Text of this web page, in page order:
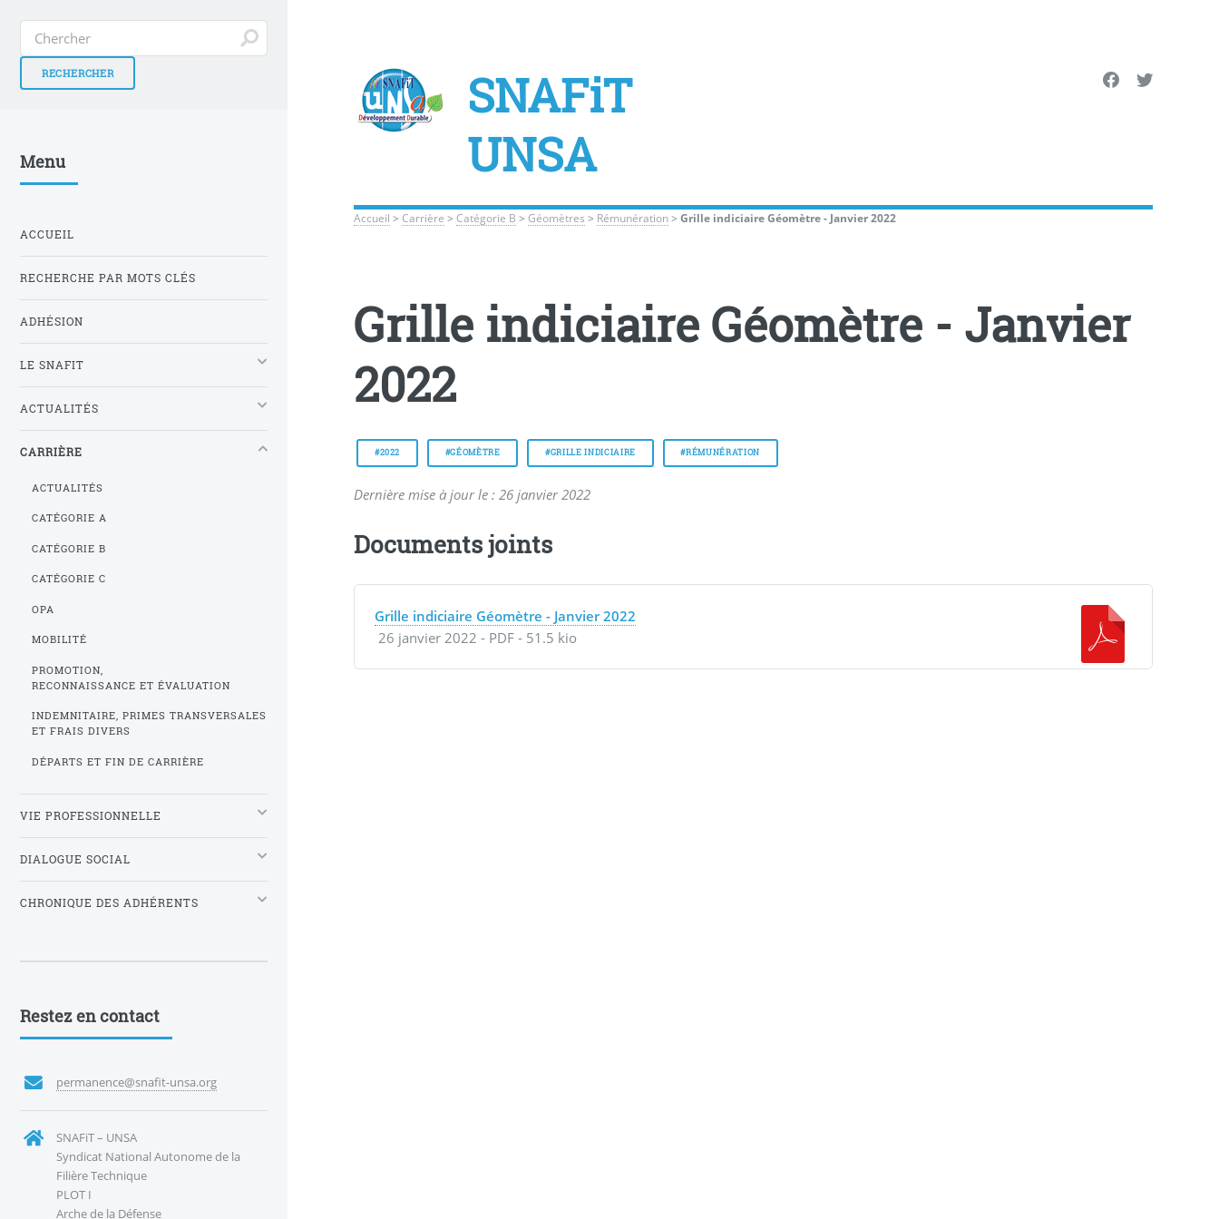
SNAFiT
UNSA
Accueil >Carrière >Catégorie B > Géomètres > Rémunération>Grille indiciaire Géomètre - Janvier 2022
Grille indiciaire Géomètre - Janvier
2022
#2022 #GÉOMÈTRE #GRILLE INDICIAIRE #RÉMUNÉRATION
Dernière mise à jour le : 26 janvier 2022
Documents joints
Grille indiciaire Géomètre - Janvier 2022
26 janvier 2022 - PDF - 51.5 kio
Menu
ACCUEIL
RECHERCHE PAR MOTS CLÉS
ADHÉSION
LE SNAFIT
ACTUALITÉS
CARRIÈRE
ACTUALITÉS
CATÉGORIE A
CATÉGORIE B
CATÉGORIE C
OPA
MOBILITÉ
PROMOTION,
RECONNAISSANCE ET ÉVALUATION
INDEMNITAIRE, PRIMES TRANSVERSALES
ET FRAIS DIVERS
DÉPARTS ET FIN DE CARRIÈRE
VIE PROFESSIONNELLE
DIALOGUE SOCIAL
CHRONIQUE DES ADHÉRENTS
Restez en contact
permanence@snafit-unsa.org
SNAFiT – UNSA
Syndicat National Autonome de la
Filière Technique
PLOT I
Arche de la Défense